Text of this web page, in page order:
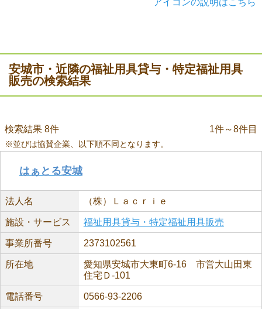
アイコンの説明はこちら
安城市・近隣の福祉用具貸与・特定福祉用具
販売の検索結果
検索結果 8件 1件～8件目
※並びは協賛企業、以下順不同となります。
はぁとる安城
法人名 （株）Ｌａｃｒｉｅ
施設・サービス 福祉用具貸与・特定福祉用具販売
事業所番号 2373102561
所在地
愛知県安城市大東町6-16 市営大山田東
住宅Ｄ-101
電話番号 0566-93-2206